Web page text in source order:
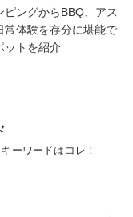
ピングからBBQ、アス
常体験を存分に堪能で
ットを紹介
ーワードはコレ！